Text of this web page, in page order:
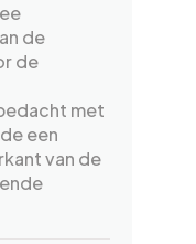
de
de
met
een
van de